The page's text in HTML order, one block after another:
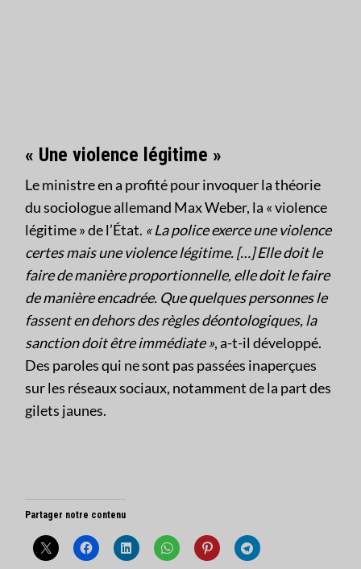
« Une violence légitime »
Le ministre en a profité pour invoquer la théorie
du sociologue allemand Max Weber, la « violence
légitime » de l’État. « La police exerce une violence
certes mais une violence légitime. […] Elle doit le
faire de manière proportionnelle, elle doit le faire
de manière encadrée. Que quelques personnes le
fassent en dehors des règles déontologiques, la
sanction doit être immédiate », a-t-il développé.
Des paroles qui ne sont pas passées inaperçues
sur les réseaux sociaux, notamment de la part des
gilets jaunes.
Partager notre contenu